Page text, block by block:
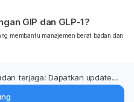
GIP dan GLP-1?
membantu manajemen berat badan dan
terjaga: Dapatkan update